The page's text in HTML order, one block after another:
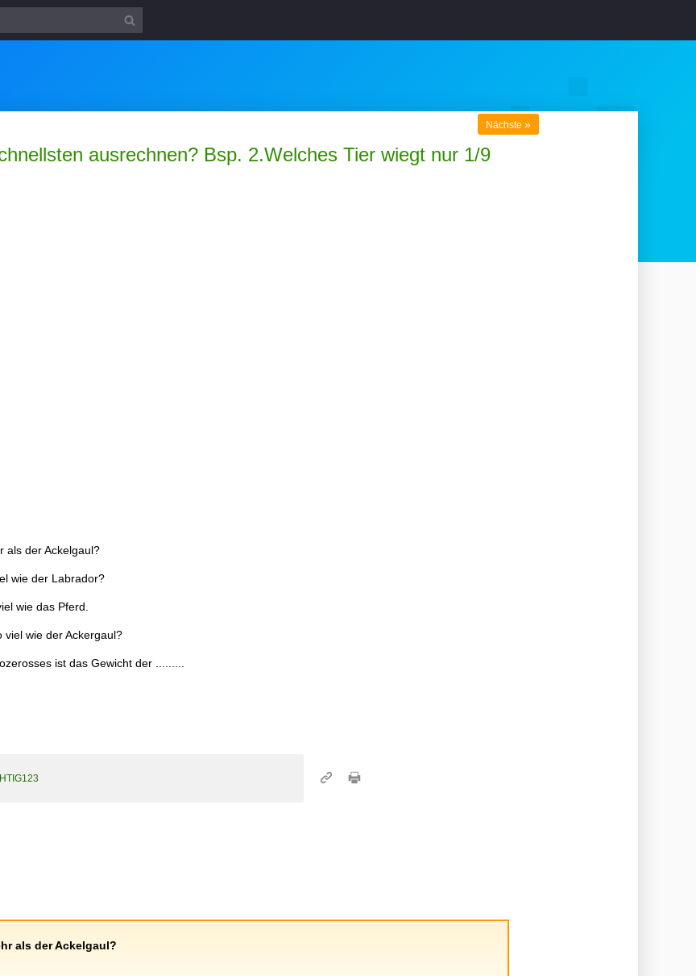
ausrechnen? Bsp. 2.Welches Tier wiegt nur 1/9
Nächste »
als der Ackelgaul?
wie der Labrador?
wie das Pferd.
viel wie der Ackergaul?
ist das Gewicht der .........
als der Ackelgaul?